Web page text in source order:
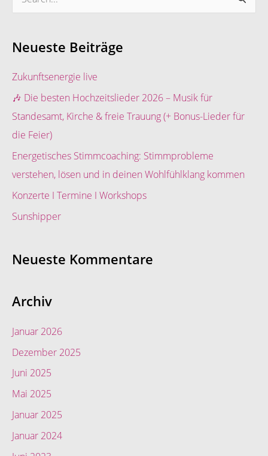
h
e
n
n
a
c
Neueste Beiträge
Zukunftsenergie live
🎶 Die besten Hochzeitslieder 2026 – Musik für
Standesamt, Kirche & freie Trauung (+ Bonus-Lieder für
die Feier)
Energetisches Stimmcoaching: Stimmprobleme
verstehen, lösen und in deinen Wohlfühlklang kommen
Konzerte I Termine I Workshops
Sunshipper
Neueste Kommentare
Archiv
Januar 2026
Dezember 2025
Juni 2025
Mai 2025
Januar 2025
Januar 2024